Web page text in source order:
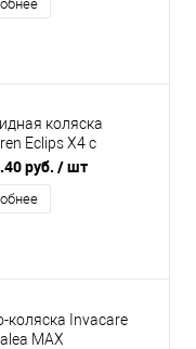
коляска
Eclips X4 с
рамой
руб. / шт
коляска Invacare
MAX